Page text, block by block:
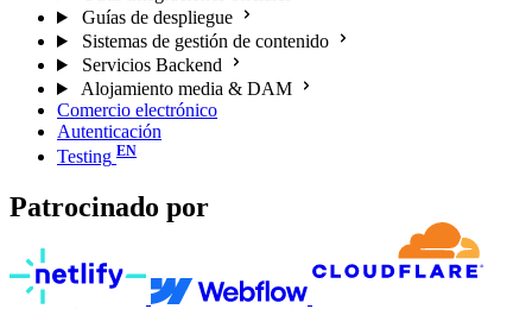
Guías de despliegue
Sistemas de gestión de contenido
Servicios Backend
Alojamiento media & DAM
Comercio electrónico
Autenticación
Testing
Patrocinado por